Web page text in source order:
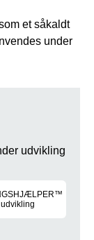
et såkaldt
under
udvikling
og